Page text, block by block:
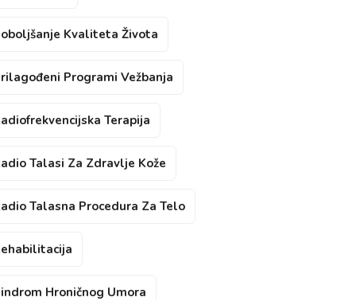
Kvaliteta Života
Programi Vežbanja
Terapija
Talasi Za Zdravlje Kože
Talasna Procedura Za Telo
Hroničnog Umora